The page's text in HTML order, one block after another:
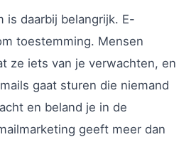
is daarbij belangrijk. E-
toestemming. Mensen
ze iets van je verwachten, en
gaat sturen die niemand
en beland je in de
geeft meer dan